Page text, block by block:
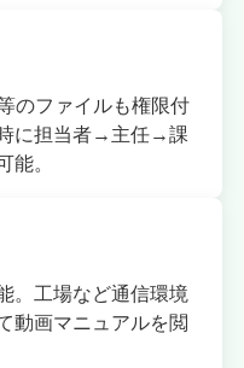
のファイルも権限付
に担当者→主任→課
能。
。工場など通信環境
動画マニュアルを閲